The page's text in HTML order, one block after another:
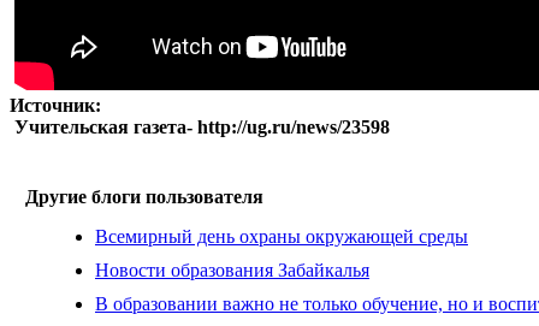
Источник:
Учительская газета- http://ug.ru/news/23598
Другие блоги пользователя
Всемирный день охраны окружающей среды
Новости образования Забайкалья
В образовании важно не только обучение, но и